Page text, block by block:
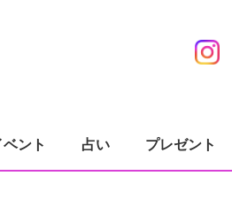
ント 占い プレゼント